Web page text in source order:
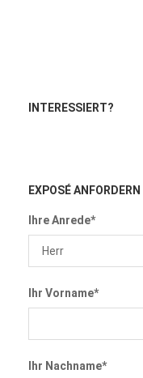
INTERESSIERT?
EXPOSÉ ANFORDERN
Ihre Anrede*
Ihr Vorname*
Ihr Nachname*